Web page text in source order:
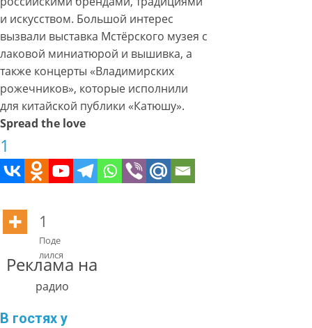
и искусством. Большой интерес
вызвали выставка Мстёрского музея с
лаковой миниатюрой и вышивка, а
также концерты «Владимирских
рожечников», которые исполнили
для китайской публики «Катюшу».
Spread the love
1
1
Поде
лился
Реклама на
радио
В гостях у